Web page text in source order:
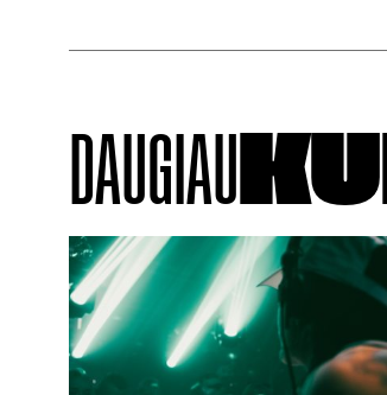
DAUGIAU